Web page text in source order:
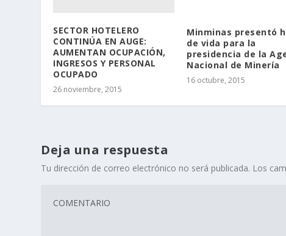
SECTOR HOTELERO
CONTINÚA EN AUGE:
AUMENTAN OCUPACIÓN,
INGRESOS Y PERSONAL
OCUPADO
26 noviembre, 2015
Minminas presentó
de vida para la
presidencia de la
Nacional de Minería
16 octubre, 2015
Deja una respuesta
Tu dirección de correo electrónico no será publicada. Los